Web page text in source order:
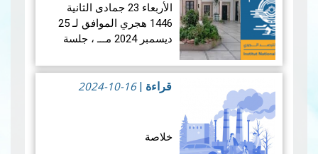
الأربعاء 23 جمادى الثانية
1446 هجري الموافق لـ 25
ديسمبر 2024 مـــ ، جلسة
ياسين زروقي رئيس مصلحة
علم الفلك، و السيد خير الدين
قراءة |
2024-10-16
خلاصة